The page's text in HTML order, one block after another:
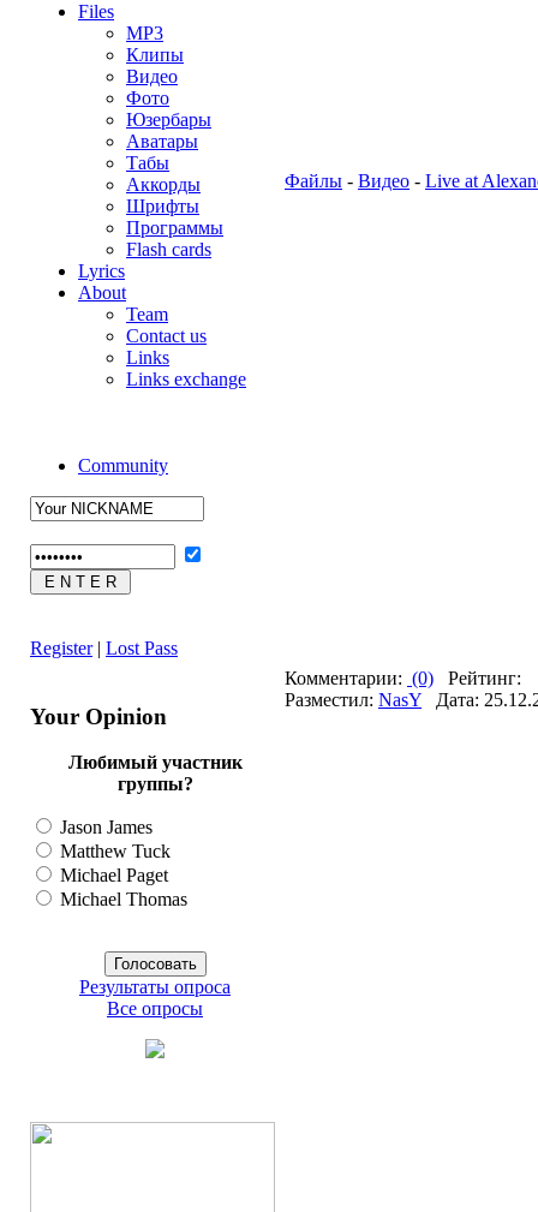
Files
MP3
Клипы
Видео
Фото
Юзербары
Аватары
Табы
Аккорды
Шрифты
Программы
Flash cards
Lyrics
About
Team
Contact us
Links
Links exchange
Community
Register| Lost Pass
Your Opinion
Любимый участник
группы?
Jason James
Matthew Tuck
Michael Paget
Michael Thomas
Результаты опроса
Все опросы
Файлы - Видео - Live at
Комментарии: (0) Рейтинг:
Разместил: NasY Дата: